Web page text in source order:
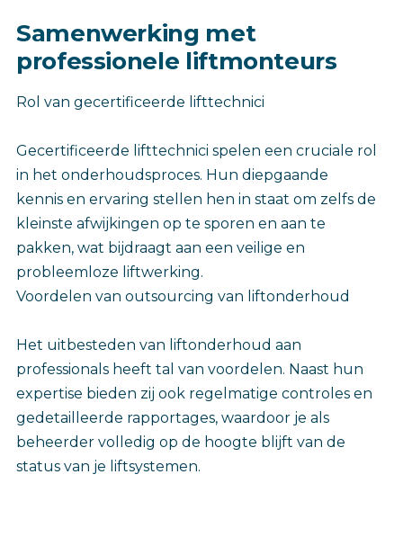
Samenwerking met
professionele liftmonteurs
Rol van gecertificeerde lifttechnici
Gecertificeerde lifttechnici spelen een cruciale rol
in het onderhoudsproces. Hun diepgaande
kennis en ervaring stellen hen in staat om zelfs de
kleinste afwijkingen op te sporen en aan te
pakken, wat bijdraagt aan een veilige en
probleemloze liftwerking.
Voordelen van outsourcing van liftonderhoud
Het uitbesteden van liftonderhoud aan
professionals heeft tal van voordelen. Naast hun
expertise bieden zij ook regelmatige controles en
gedetailleerde rapportages, waardoor je als
beheerder volledig op de hoogte blijft van de
status van je liftsystemen.